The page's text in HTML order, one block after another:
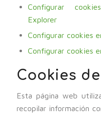
Configurar
Explorer
Configurar cookies
Configurar cookies
Cookies
Esta página web
recopilar información